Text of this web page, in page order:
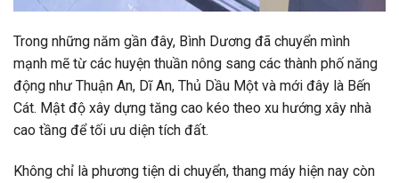
Trong những năm gần đây, Bình Dương đã chuyển mình
mạnh mẽ từ các huyện thuần nông sang các thành phố năng
động như Thuận An, Dĩ An, Thủ Dầu Một và mới đây là Bến
Cát. Mật độ xây dựng tăng cao kéo theo xu hướng xây nhà
cao tầng để tối ưu diện tích đất.
Không chỉ là phương tiện di chuyển, thang máy hiện nay còn